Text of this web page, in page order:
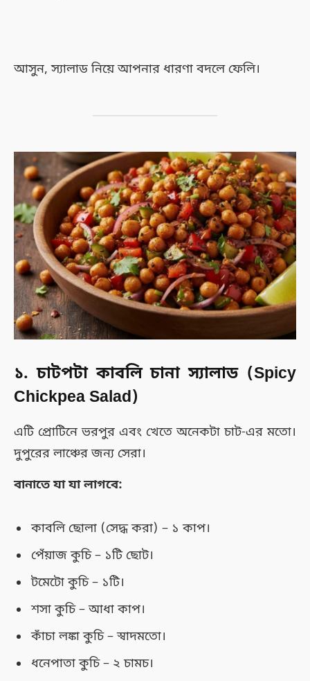
আসুন, স্যালাড নিয়ে আপনার ধারণা বদলে ফেলি।
১. চাটপটা কাবলি চানা স্যালাড (Spicy
Chickpea Salad)
এটি প্রোটিনে ভরপুর এবং খেতে অনেকটা চাট-এর মতো।
দুপুরের লাঞ্চের জন্য সেরা।
বানাতে যা যা লাগবে:
কাবলি ছোলা (সেদ্ধ করা) – ১ কাপ।
পেঁয়াজ কুচি – ১টি ছোট।
টমেটো কুচি – ১টি।
শসা কুচি – আধা কাপ।
কাঁচা লঙ্কা কুচি – স্বাদমতো।
ধনেপাতা কুচি – ২ চামচ।